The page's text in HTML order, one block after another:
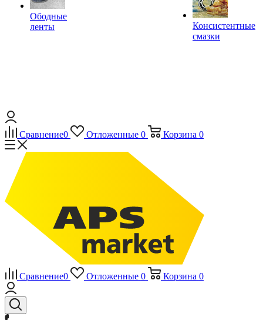
Ободные
ленты
Консистентные
смазки
Сравнение0 Отложенные 0 Корзина 0
Сравнение0 Отложенные 0 Корзина 0